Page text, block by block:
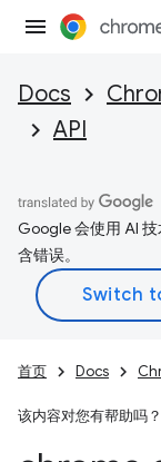
Docs
API
Google 会使用 AI
含错误。
首页 Docs
该内容对您有帮助吗？